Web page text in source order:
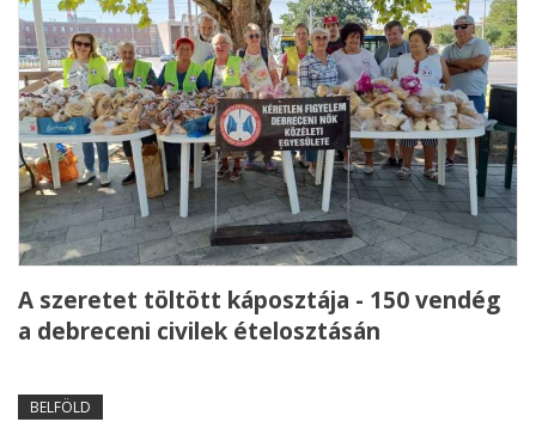
A szeretet töltött káposztája - 150 vendég
a debreceni civilek ételosztásán
BELFÖLD